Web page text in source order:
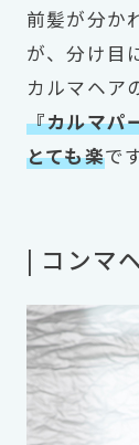
前髪が分か
が、分け目
カルマヘア
『カルマパ
とても楽で
| コンマ